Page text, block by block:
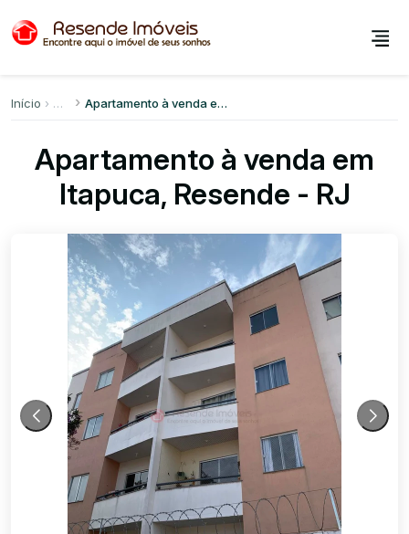
Início Apartamento à venda em Itapuca
Apartamento à venda em
Itapuca, Resende - RJ